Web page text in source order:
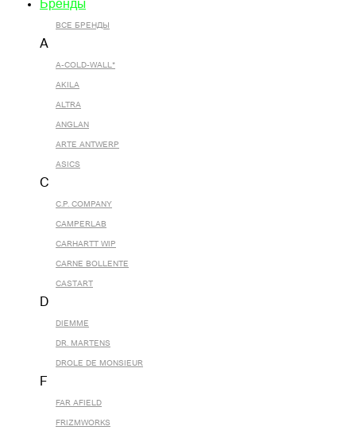
Бренды
ВСЕ БРЕНДЫ
A
A-COLD-WALL*
AKILA
ALTRA
ANGLAN
ARTE ANTWERP
ASICS
C
C.P. COMPANY
CAMPERLAB
CARHARTT WIP
CARNE BOLLENTE
CASTART
D
DIEMME
DR. MARTENS
DROLE DE MONSIEUR
F
FAR AFIELD
FRIZMWORKS